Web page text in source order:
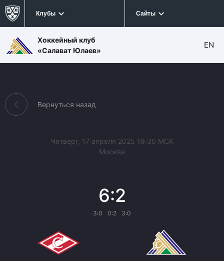
Клубы Сайты
Хоккейный клуб
«Салават Юлаев»
EN
Вернуться назад
Четверг, 17 апреля 2025 19:30 МСК
Москва
6:2
3:0 0:2 3:0